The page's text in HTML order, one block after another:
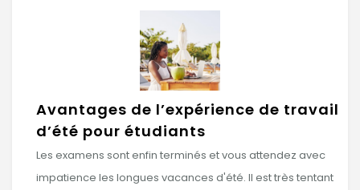
Avantages de l’expérience de travail
d’été pour étudiants
Les examens sont enfin terminés et vous attendez avec
impatience les longues vacances d'été. Il est très tentant